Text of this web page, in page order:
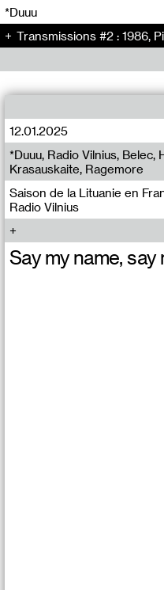
*Duuu
Transmissions #2 : 1986,
12.01.2025
Saison de la Lituanie en
Radio Vilnius
*Duuu, Radio Vilnius, Belec,
Krasauskaite, Ragemore
Say my name, say
00
00